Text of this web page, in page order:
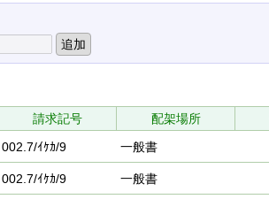
請求記号 配架場所
002.7/ｲｹｶ/9 一般書
002.7/ｲｹｶ/9 一般書